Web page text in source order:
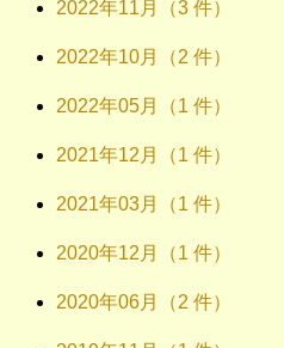
2022年11月（3 件）
2022年10月（2 件）
2022年05月（1 件）
2021年12月（1 件）
2021年03月（1 件）
2020年12月（1 件）
2020年06月（2 件）